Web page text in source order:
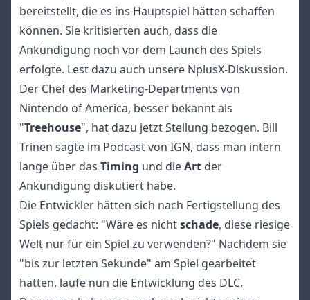
bereitstellt, die es ins Hauptspiel hätten schaffen
können. Sie kritisierten auch, dass die
Ankündigung noch vor dem Launch des Spiels
erfolgte. Lest dazu auch unsere NplusX-Diskussion.
Der Chef des Marketing-Departments von
Nintendo of America, besser bekannt als
"Treehouse", hat dazu jetzt Stellung bezogen. Bill
Trinen sagte im Podcast von IGN, dass man intern
lange über das Timing und dieArt der
Ankündigung diskutiert habe.
Die Entwickler hätten sich nach Fertigstellung des
Spiels gedacht: "Wäre es nichtschade, diese riesige
Welt nur für ein Spiel zu verwenden?" Nachdem sie
"bis zur letzten Sekunde" am Spiel gearbeitet
hätten, laufe nun die Entwicklung des DLC.